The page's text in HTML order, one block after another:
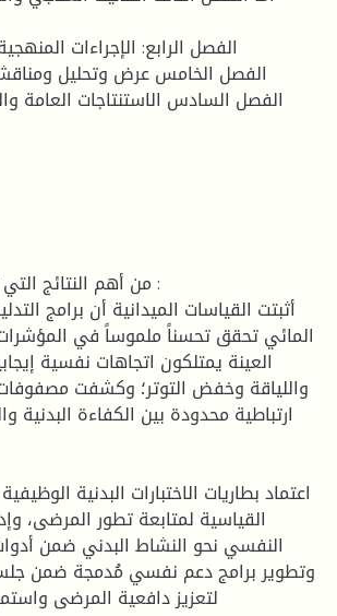
الفصل الرابع: الإجراءات
الفصل الخامس عرض وتحليل ومناقشة
الفصل السادس الاستنتاجات العامة
من أهم النتائج
أثبتت القياسات الميدانية أن برامج
المائي تحقق تحسناً ملموساً في المؤشرات
العينة يمتلكون اتجاهات نفسية
واللياقة وخفض التوتر؛ وكشفت
ارتباطية محدودة بين الكفاءة البدنية
اعتماد بطاريات الاختبارات البدنية
القياسية لمتابعة تطور المرضى،
النفسي نحو النشاط البدني ضمن
وتطوير برامج دعم نفسي مُدمجة ضمن
لتعزيز دافعية المرضى